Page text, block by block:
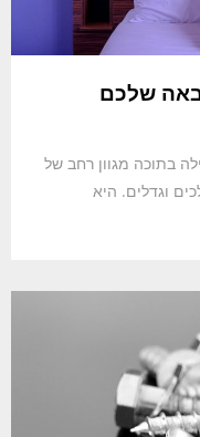
שלכם
בתוכה מגוון רחב של
וגדלים. היא